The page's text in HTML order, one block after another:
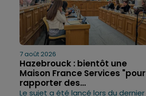
7 août 2026
Hazebrouck : bientôt une
Maison France Services "pour
rapporter des...
Le sujet a été lancé lors du dernier